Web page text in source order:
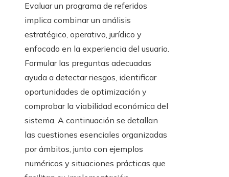
Evaluar un programa de referidos
implica combinar un análisis
estratégico, operativo, jurídico y
enfocado en la experiencia del usuario.
Formular las preguntas adecuadas
ayuda a detectar riesgos, identificar
oportunidades de optimización y
comprobar la viabilidad económica del
sistema. A continuación se detallan
las cuestiones esenciales organizadas
por ámbitos, junto con ejemplos
numéricos y situaciones prácticas que